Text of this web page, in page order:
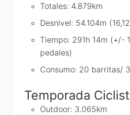
Totales: 4.879km
Desnivel: 54.104m
Tiempo: 291h 14m (+/-
pedales)
Consumo: 20 barritas/
Temporada
Outdoor: 3.065km